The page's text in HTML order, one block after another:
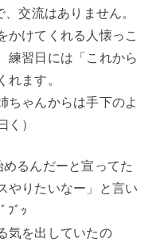
交流はありません。
かけてくれる人懐っこ
練習日には「これから
ます。
ちゃんからは手下のよ
）
るんだーと宣ってた
やりたいなー」と言い
ﾌﾞｯ
気を出していたの